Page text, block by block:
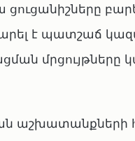
ցուցանիշները
է պատշաճ
մրցույթները
աշխատանքների